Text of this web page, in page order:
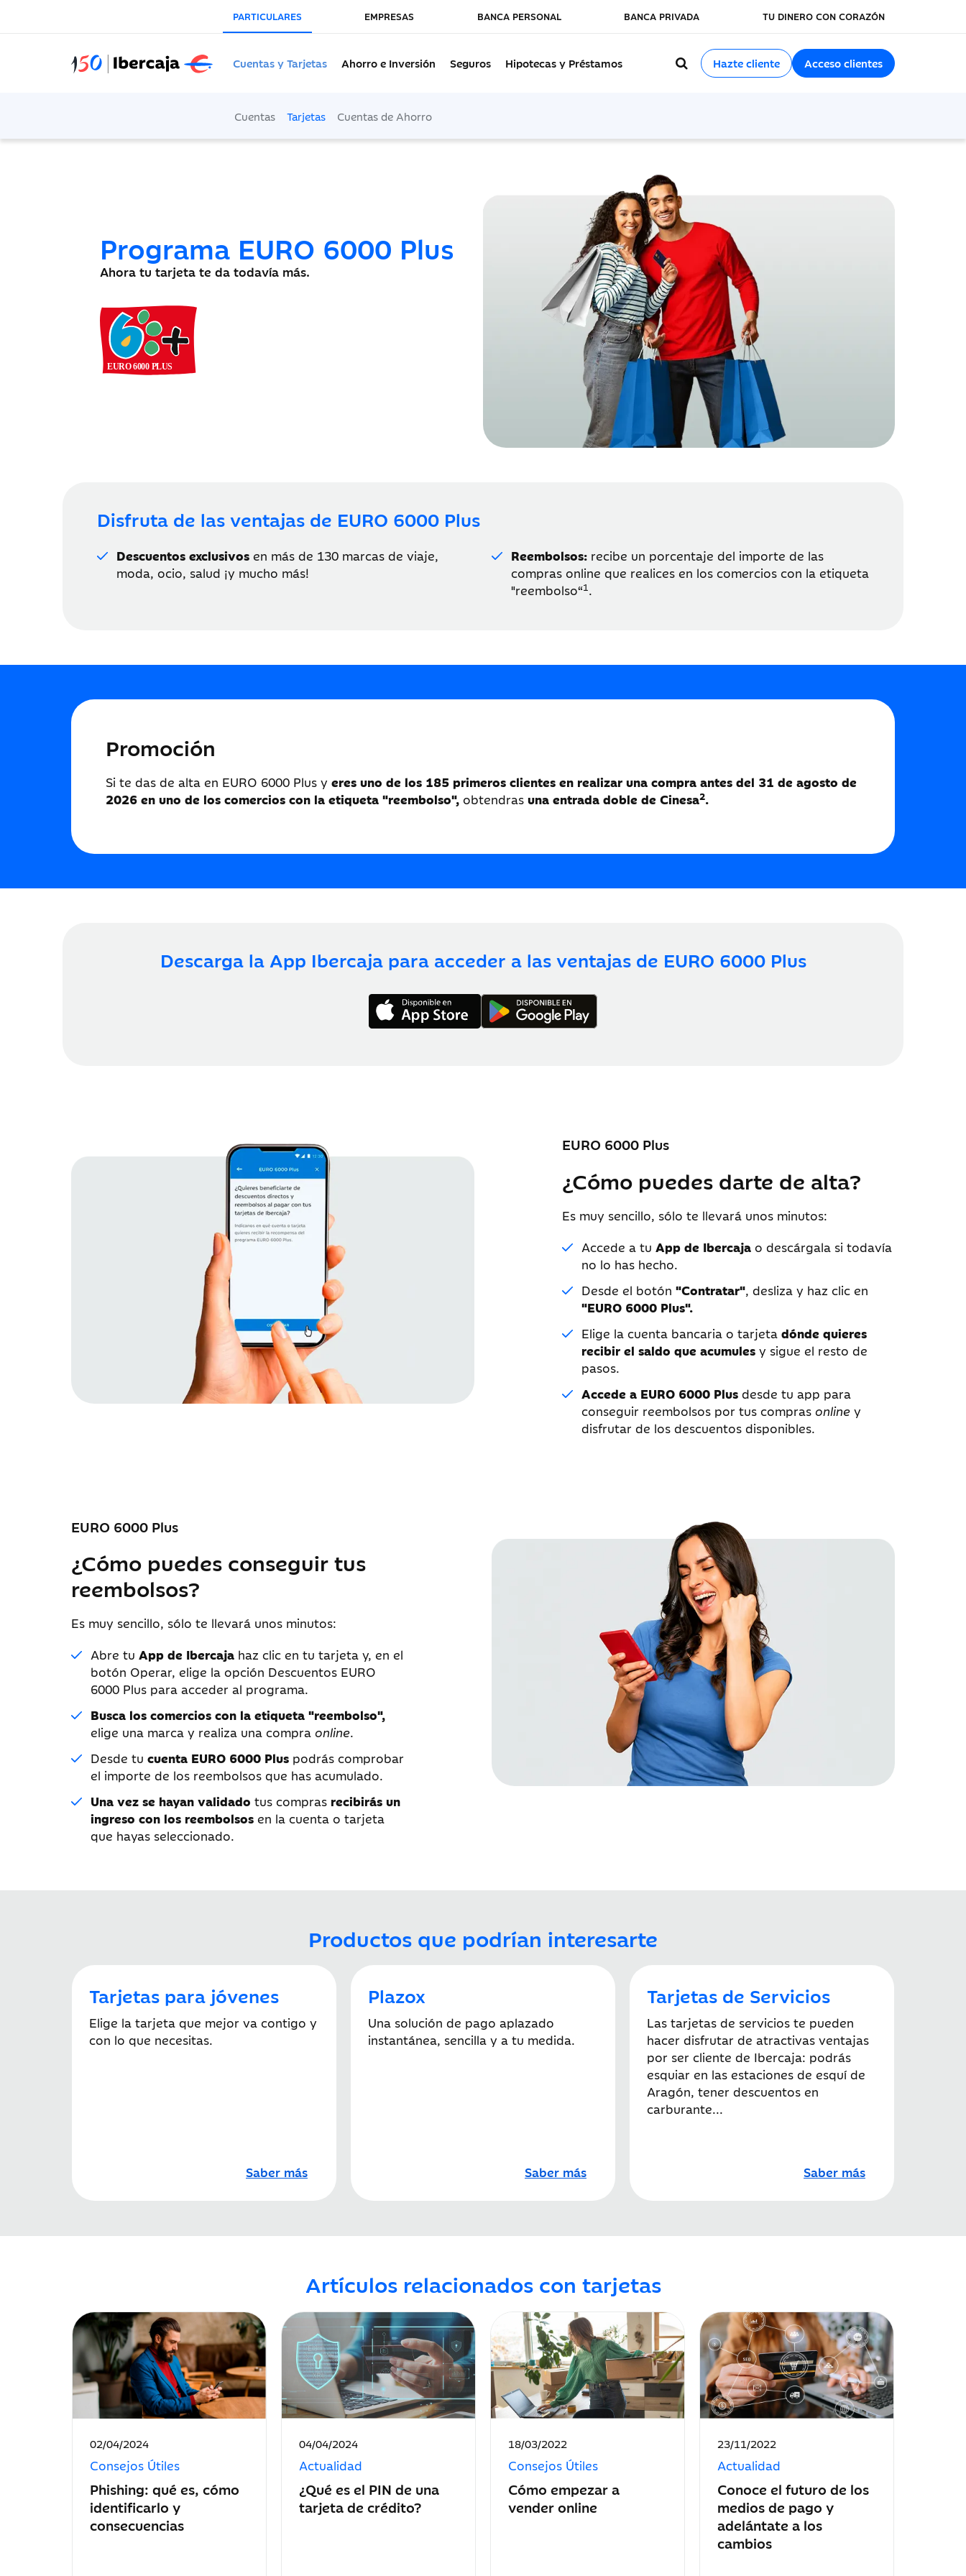
PARTICULARES EMPRESAS BANCA PERSONAL BANCA PRIVADA TU DINERO CON CORAZÓN
Cuentas y Tarjetas Ahorro e Inversión Seguros Hipotecas y Préstamos Hazte cliente Acceso clientes
Cuentas Tarjetas Cuentas de Ahorro
Programa EURO 6000 Plus
Ahora tu tarjeta te da todavía más.
EURO 6000 PLUS
Disfruta de las ventajas de EURO 6000 Plus
Descuentos exclusivos en más de 130 marcas de viaje,
moda, ocio, salud ¡y mucho más!
Reembolsos: recibe un porcentaje del importe de las
compras online que realices en los comercios con la etiqueta
"reembolso“1.
Promoción
Si te das de alta en EURO 6000 Plus y eres uno de los 185 primeros clientes en realizar una compra antes del 31 de agosto de
2026 en uno de los comercios con la etiqueta "reembolso", obtendras una entrada doble de Cinesa2.
Descarga la App Ibercaja para acceder a las ventajas de EURO 6000 Plus
EURO 6000 Plus
¿Cómo puedes darte de alta?
Es muy sencillo, sólo te llevará unos minutos:
Accede a tu App de Ibercajao descárgala si todavía
no lo has hecho.
Desde el botón "Contratar", desliza y haz clic en
"EURO 6000 Plus".
Elige la cuenta bancaria o tarjeta dónde quieres
recibir el saldo que acumulesy sigue el resto de
pasos.
Accede a EURO 6000 Plusdesde tu app para
conseguir reembolsos por tus compras onliney
disfrutar de los descuentos disponibles.
EURO 6000 Plus
¿Cómo puedes conseguir tus
reembolsos?
Es muy sencillo, sólo te llevará unos minutos:
Abre tu App de Ibercaja haz clic en tu tarjeta y, en el
botón Operar, elige la opción Descuentos EURO
6000 Plus para acceder al programa.
Busca los comercios con la etiqueta "reembolso",
elige una marca y realiza una compra online.
Desde tu cuenta EURO 6000 Plus podrás comprobar
el importe de los reembolsos que has acumulado.
Una vez se hayan validado tus compras recibirás un
ingreso con los reembolsos en la cuenta o tarjeta
que hayas seleccionado.
Productos que podrían interesarte
Tarjetas para jóvenes
Elige la tarjeta que mejor va contigo y
con lo que necesitas.
Saber más
Plazox
Una solución de pago aplazado
instantánea, sencilla y a tu medida.
Saber más
Tarjetas de Servicios
Las tarjetas de servicios te pueden
hacer disfrutar de atractivas ventajas
por ser cliente de Ibercaja: podrás
esquiar en las estaciones de esquí de
Aragón, tener descuentos en
carburante...
Saber más
Artículos relacionados con tarjetas
Fecha
publicación:
02/04/2024
Consejos Útiles
Phishing: qué es, cómo
identificarlo y
consecuencias
Fecha
publicación:
04/04/2024
Actualidad
¿Qué es el PIN de una
tarjeta de crédito?
Fecha
publicación:
18/03/2022
Consejos Útiles
Cómo empezar a
vender online
Fecha
publicación:
23/11/2022
Actualidad
Conoce el futuro de los
medios de pago y
adelántate a los
cambios